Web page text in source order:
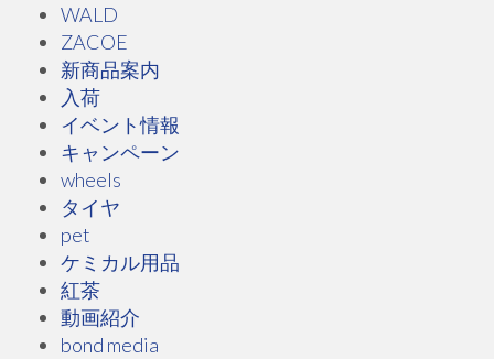
WALD
ZACOE
新商品案内
入荷
イベント情報
キャンペーン
wheels
タイヤ
pet
ケミカル用品
紅茶
動画紹介
bond media